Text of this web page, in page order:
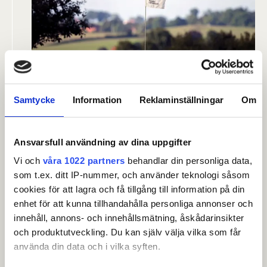
Samtycke Information Reklaminställningar Om
Ansvarsfull användning av dina uppgifter
Vi och våra 1022 partners behandlar din personliga data,
som t.ex. ditt IP-nummer, och använder teknologi såsom
cookies för att lagra och få tillgång till information på din
enhet för att kunna tillhandahålla personliga annonser och
innehåll, annons- och innehållsmätning, åskådarinsikter
och produktutveckling. Du kan själv välja vilka som får
använda din data och i vilka syften.
Anmälan.
Spela D22, D50, D60 eller D70 på Glasrikets
och sker via Min Golf.
Anmäl dig här.